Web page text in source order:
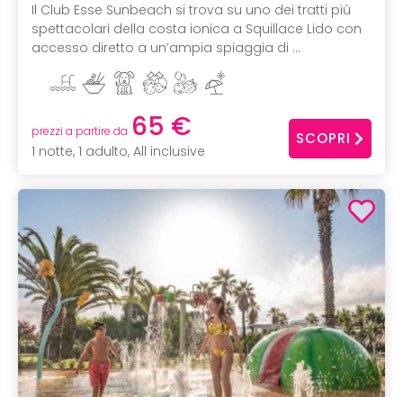
Il Club Esse Sunbeach si trova su uno dei tratti più
spettacolari della costa ionica a Squillace Lido con
accesso diretto a un’ampia spiaggia di ...
prezzi a partire da 65 €
1 notte, 1 adulto, All inclusive
SCOPRI